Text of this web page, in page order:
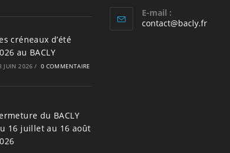
créneaux d’été
au BACLY
JUIN 2026 / 0 COMMENTAIRE
du BACLY
16 juillet au 16 août
E-mail :
contact@bacly.frS’ouvre